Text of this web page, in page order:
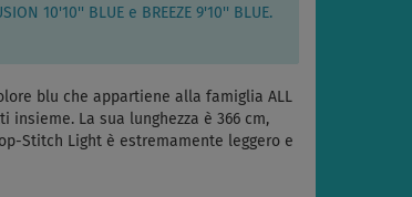
10'10'' BLUE e BREEZE 9'10'' BLUE.
blu che appartiene alla famiglia ALL
insieme. La sua lunghezza è 366 cm,
Stitch Light è estremamente leggero e